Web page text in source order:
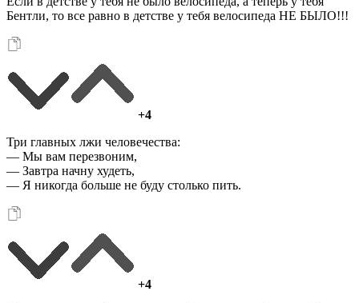
Бентли, то все равно в детстве у тебя велосипеда НЕ БЫЛО!!!
+4
Три главных лжи человечества:
— Мы вам перезвоним,
— Завтра начну худеть,
— Я никогда больше не буду столько пить.
+4